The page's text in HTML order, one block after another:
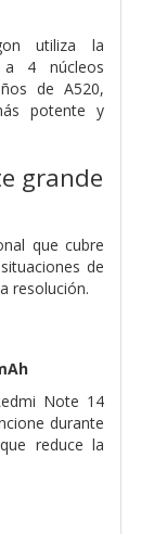
utiliza la
a 4 núcleos
de A520,
potente y
grande
que cubre
de
resolución.
Note 14
durante
reduce la